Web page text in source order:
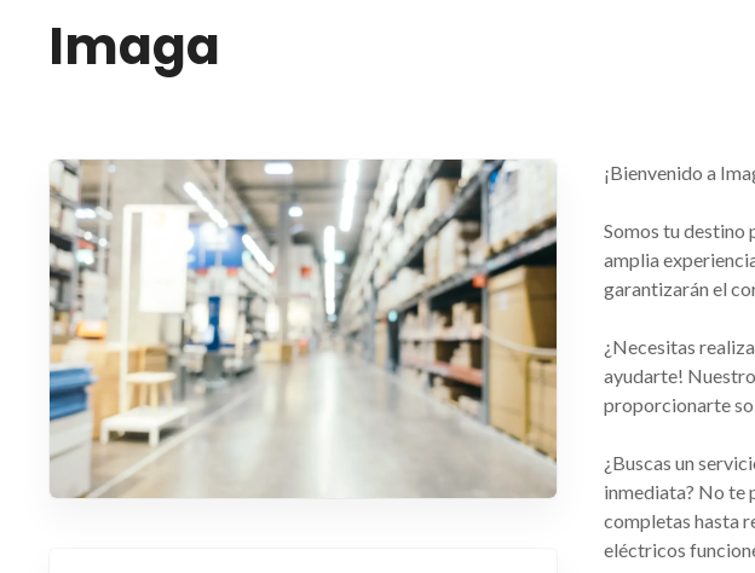
Imaga
¡Bienvenido a
Somos tu destino
amplia
garantizarán el
¿Necesitas
ayudarte!
proporcionarte
¿Buscas un
inmediata? No te
completas hasta
eléctricos